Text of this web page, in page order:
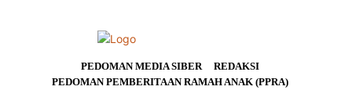
PEDOMAN MEDIA SIBER
REDAKSI
PEDOMAN PEMBERITAAN RAMAH ANAK (PPRA)